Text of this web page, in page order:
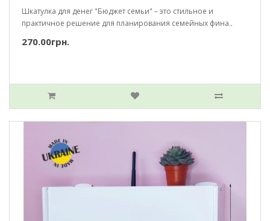
Шкатулка для денег "Бюджет семьи" – это стильное и
практичное решение для планирования семейных фина..
270.00грн.